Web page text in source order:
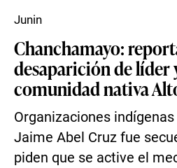
Chanchamayo:
desaparición de líder
comunidad nativa
Organizaciones
Jaime Abel Cruz fue
piden que se active el
Junin